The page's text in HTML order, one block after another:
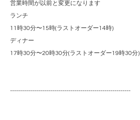
営業時間が以前と変更になります
ランチ
11時30分〜15時(ラストオーダー14時)
ディナー
17時30分〜20時30分(ラストオーダー19時30分)
------------------------------------------------------------